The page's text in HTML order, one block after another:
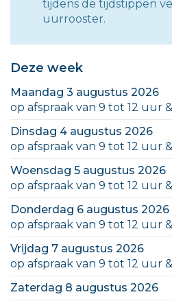
tijdens de tijdstippen
uurrooster.
Deze week
maandag 3 augustus 2026
op afspraak van 9 tot 12 uur &
dinsdag 4 augustus 2026
op afspraak van 9 tot 12 uur &
woensdag 5 augustus 2026
op afspraak van 9 tot 12 uur &
donderdag 6 augustus 2026
op afspraak van 9 tot 12 uur &
vrijdag 7 augustus 2026
op afspraak van 9 tot 12 uur &
zaterdag 8 augustus 2026